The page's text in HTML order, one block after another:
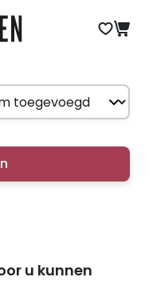
u kunnen